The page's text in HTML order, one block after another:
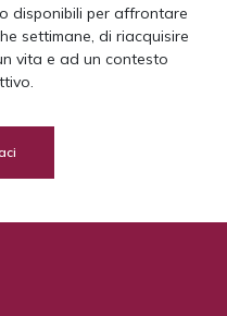
disponibili per affrontare
settimane, di riacquisire
vita e ad un contesto